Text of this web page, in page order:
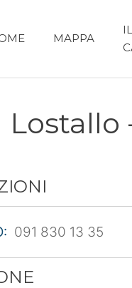
MAPPA
IL
Lostallo
091 830 13 35